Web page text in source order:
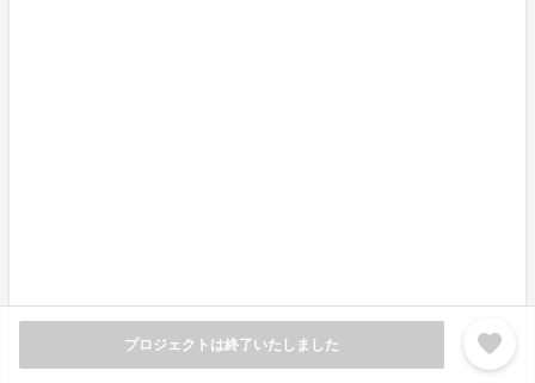
プロジェクトは終了いたしました favorite